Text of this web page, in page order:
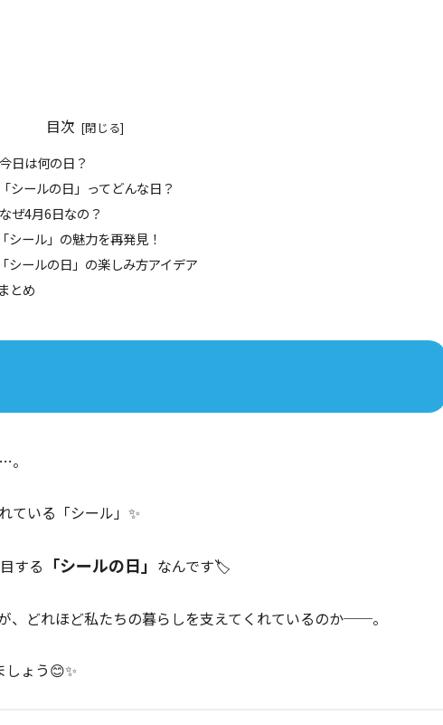
目次
日は何の日？
シールの日」ってどんな日？
ぜ4月6日なの？
シール」の魅力を再発見！
シールの日」の楽しみ方アイデア
とめ
ている「シール」✨
する 「シールの日」 なんです🏷️
、どれほど私たちの暮らしを支えてくれているのか──。
ょう😊✨